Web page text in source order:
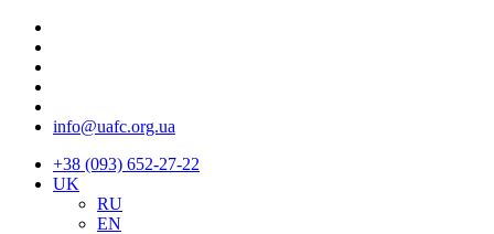
info@uafc.org.ua
+38 (093) 652-27-22
UK
RU
EN